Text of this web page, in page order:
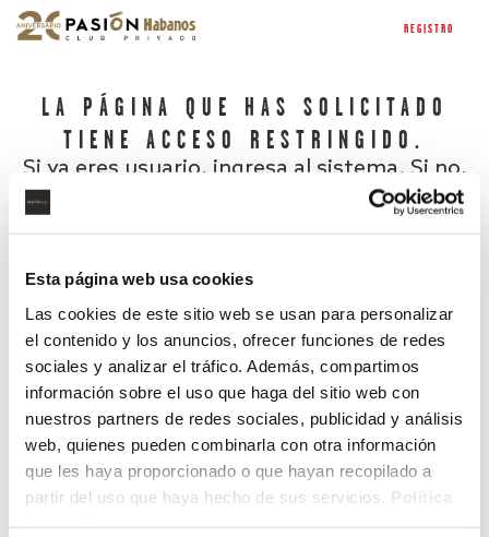
Esta página web usa cookies
Las cookies de este sitio web se usan para personalizar
el contenido y los anuncios, ofrecer funciones de redes
sociales y analizar el tráfico. Además, compartimos
información sobre el uso que haga del sitio web con
nuestros partners de redes sociales, publicidad y análisis
web, quienes pueden combinarla con otra información
que les haya proporcionado o que hayan recopilado a
partir del uso que haya hecho de sus servicios. Política
REGISTRO
LA PÁGINA QUE HAS SOLICITADO
TIENE ACCESO RESTRINGIDO.
Si ya eres usuario, ingresa al sistema. Si no,
¿Has olvidado tu contraseña?